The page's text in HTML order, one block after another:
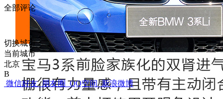
全部评论
切换城市
当前城市
北京
B
微信好友 朋友圈 QQ空间 新浪微博